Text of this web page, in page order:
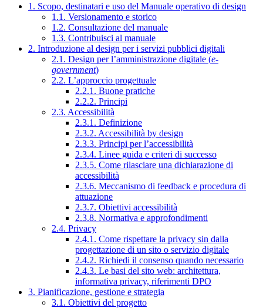
1. Scopo, destinatari e uso del Manuale operativo di design
1.1. Versionamento e storico
1.2. Consultazione del manuale
1.3. Contribuisci al manuale
2. Introduzione al design per i servizi pubblici digitali
2.1. Design per l’amministrazione digitale (e-
government)
2.2. L’approccio progettuale
2.2.1. Buone pratiche
2.2.2. Principi
2.3. Accessibilità
2.3.1. Definizione
2.3.2. Accessibilità by design
2.3.3. Principi per l’accessibilità
2.3.4. Linee guida e criteri di successo
2.3.5. Come rilasciare una dichiarazione di
accessibilità
2.3.6. Meccanismo di feedback e procedura di
attuazione
2.3.7. Obiettivi accessibilità
2.3.8. Normativa e approfondimenti
2.4. Privacy
2.4.1. Come rispettare la privacy sin dalla
progettazione di un sito o servizio digitale
2.4.2. Richiedi il consenso quando necessario
2.4.3. Le basi del sito web: architettura,
informativa privacy, riferimenti DPO
3. Pianificazione, gestione e strategia
3.1. Obiettivi del progetto